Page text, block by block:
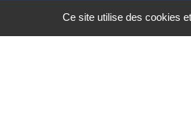
Ce site utilise des cookies